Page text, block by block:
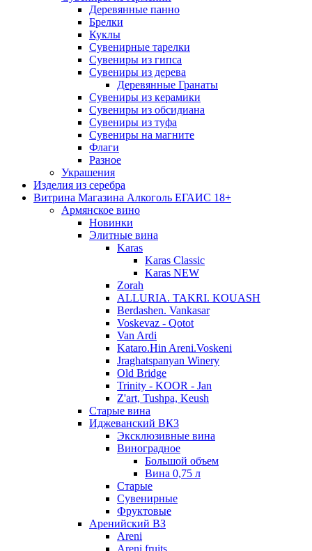
Деревянные панно
Брелки
Куклы
Сувенирные тарелки
Сувениры из гипса
Сувениры из дерева
Деревянные Гранаты
Сувениры из керамики
Сувениры из обсидиана
Сувениры из туфа
Сувениры на магните
Флаги
Разное
Украшения
Изделия из серебра
Витрина Магазина Алкоголь ЕГАИС 18+
Армянское вино
Новинки
Элитные вина
Karas
Karas Classic
Karas NEW
Zorah
ALLURIA. TAKRI. KOUASH
Berdashen. Vankasar
Voskevaz - Qotot
Van Ardi
Kataro.Hin Areni.Voskeni
Jraghatspanyan Winery
Old Bridge
Trinity - KOOR - Jan
Z'art, Tushpa, Keush
Старые вина
Иджеванский ВК3
Эксклюзивные вина
Виноградное
Большой объем
Вина 0,75 л
Старые
Сувенирные
Фруктовые
Аренийский ВЗ
Areni
Areni fruits